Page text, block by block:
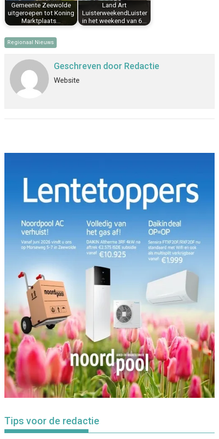
Gemeente Zeewolde
uitgeroepen tot Koning
Marktplaats…
Land Art
LuisterweekendLuister
in het weekend van 6…
Regionaal Nieuws
Geschreven door Redactie
Website
Tips voor de redactie